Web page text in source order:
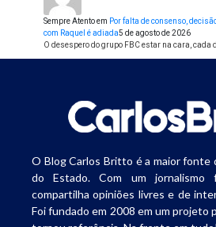
Sempre Atentoem Por falta de consenso,
com Raquel é adiada5 de agosto de 2026
O desespero do grupo FBC estar na cara, cada
O Blog Carlos Britto é a maior
do Estado. Com um jornalismo
compartilha opiniões livres e de
Foi fundado em 2008 em um projeto